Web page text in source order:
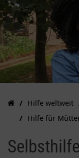
Hilfe weltweit
Hilfe für